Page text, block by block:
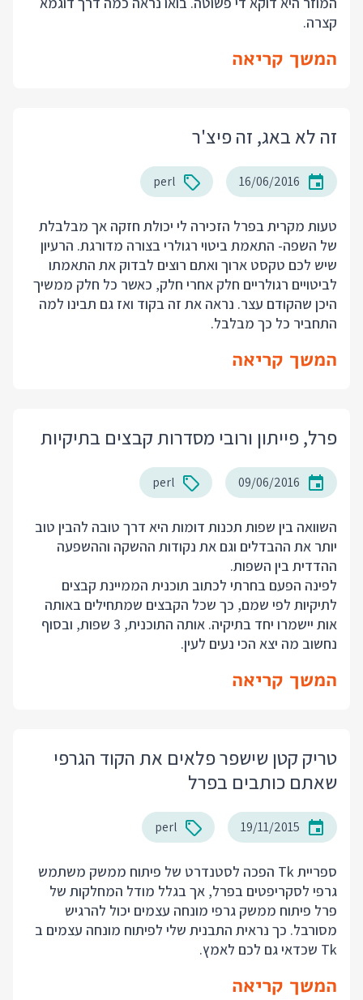
קצרה.
המשך קריאה
זה לא באג, זה פיצ'ר
16/06/2016
perl
טעות מקרית בפרל הזכירה לי יכולת חזקה אך מבלבלת
של השפה- התאמת ביטוי רגולרי בצורה מדורגת. הרעיון
שיש לכם טקסט ארוך ואתם רוצים לבדוק את התאמתו
לביטויים רגולריים חלק אחרי חלק, כאשר כל חלק ממשיך
היכן שהקודם עצר. נראה את זה בקוד ואז גם תבינו למה
התחביר כל כך מבלבל.
המשך קריאה
פרל, פייתון ורובי מסדרות קבצים בתיקיות
09/06/2016
perl
השוואה בין שפות תכנות דומות היא דרך טובה להבין טוב
יותר את ההבדלים וגם את נקודות ההשקה וההשפעה
ההדדית בין השפות.
לפינה הפעם בחרתי לכתוב תוכנית הממיינת קבצים
לתיקיות לפי שמם, כך שכל הקבצים שמתחילים באותה
אות יישמרו יחד בתיקיה. אותה התוכנית, 3 שפות, ובסוף
נחשוב מה יצא הכי נעים לעין.
המשך קריאה
טריק קטן שישפר פלאים את הקוד הגרפי
שאתם כותבים בפרל
19/11/2015
perl
ספריית Tk הפכה לסטנדרט של פיתוח ממשק משתמש
גרפי לסקריפטים בפרל, אך בגלל מודל המחלקות של
פרל פיתוח ממשק גרפי מונחה עצמים יכול להרגיש
מסורבל. כך נראית התבנית שלי לפיתוח מונחה עצמים ב
Tk שכדאי גם לכם לאמץ.
המשך קריאה